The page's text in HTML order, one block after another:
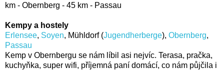
km - Obernberg - 45 km - Passau
Kempy a hostely
Erlensee, Soyen, Mühldorf (Jugendherberge), Obernberg
Passau
Kemp v Obernbergu se nám líbil asi nejvíc. Terasa, pračka,
kuchyňka, super wifi, příjemná paní domácí, co nám půjčila i